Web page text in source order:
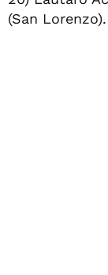
(San Lorenzo).